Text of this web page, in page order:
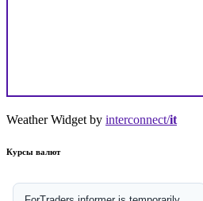
Weather Widget by interconnect/it
Курсы валют